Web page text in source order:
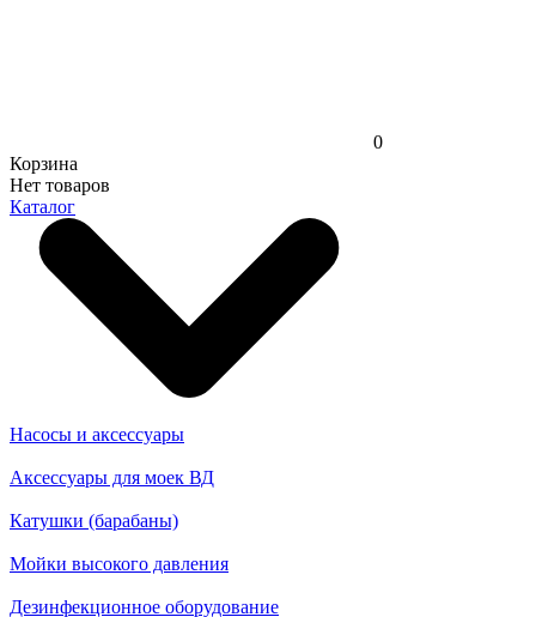
0
Корзина
Нет товаров
Каталог
Насосы и аксессуары
Аксессуары для моек ВД
Катушки (барабаны)
Мойки высокого давления
Дезинфекционное оборудование